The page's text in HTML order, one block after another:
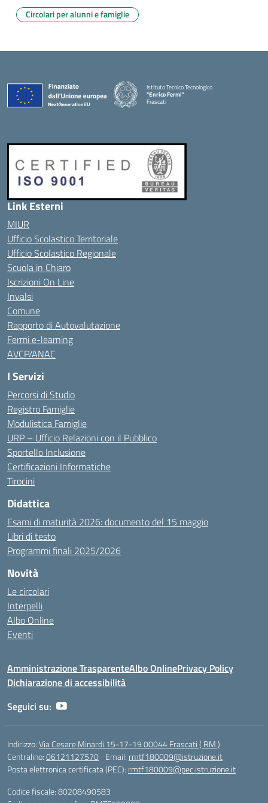
Circolari per alunni e famiglie
Istituto Tecnico Tecnologico
"Enrico Fermi"
Frascati
Link Esterni
MIUR
Ufficio Scolastico Territoriale
Ufficio Scolastico Regionale
Scuola in Chiaro
Iscrizioni On Line
Invalsi
Comune
Rapporto di Autovalutazione
Fermi e-learning
AVCP/ANAC
I Servizi
Percorsi di Studio
Registro Famiglie
Modulistica Famiglie
URP – Ufficio Relazioni con il Pubblico
Sportello Inclusione
Certificazioni Informatiche
Tirocini
Didattica
Esami di maturità 2026: documento del 15 maggio
Libri di testo
Programmi finali 2025/2026
Novità
Le circolari
Interpelli
Albo Online
Eventi
Amministrazione TrasparenteAlbo OnlinePrivacy Policy
Dichiarazione di accessibilità
Seguici su:
Indirizzo:Via Cesare Minardi 15-17-19 00044 Frascati ( RM )
Centralino:06121127570 Email: rmtf180009@istruzione.it
Posta elettronica certificata (PEC): rmtf180009@pec.istruzione.it
Codice fiscale: 80208490583